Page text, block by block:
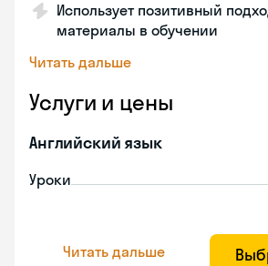
Использует позитивный
материалы в обучении
Читать дальше
Услуги и цены
Английский язык
Уроки
Читать дальше